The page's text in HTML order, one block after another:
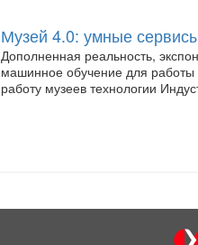
Музей 4.0: умные
Дополненная реальность,
машинное обучение для
работу музеев технологии